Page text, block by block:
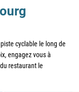
cyclable le long de
engagez vous à
restaurant le